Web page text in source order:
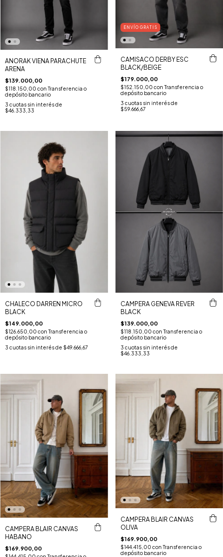
ANORAK VIENA PARACHUTE
ARENA
$139.000,00
$118.150,00 con Transferencia o
depósito bancario
3 cuotas sin interés de
$46.333,33
ENVÍO GRATIS
CAMISACO DERBY ESC
BLACK/BEIGE
$179.000,00
$152.150,00 con Transferencia o
depósito bancario
3 cuotas sin interés de
$59.666,67
CHALECO DARREN MICRO
BLACK
$149.000,00
$126.650,00 con Transferencia o
depósito bancario
3 cuotas sin interés de $49.666,67
CAMPERA GENEVA REVER
BLACK
$139.000,00
$118.150,00 con Transferencia o
depósito bancario
3 cuotas sin interés de
$46.333,33
CAMPERA BLAIR CANVAS
HABANO
$169.900,00
CAMPERA BLAIR CANVAS
OLIVA
$169.900,00
$144.415,00 con Transferencia o
depósito bancario